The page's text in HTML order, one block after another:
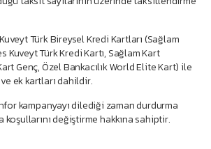
Türk Bireysel Kredi Kartları (Sağlam
Kuveyt Türk Kredi Kartı, Sağlam Kart
Genç, Özel Bankacılık World Elite Kart) ile
ek kartları dahildir.
kampanyayı dilediği zaman durdurma
koşullarını değiştirme hakkına sahiptir.